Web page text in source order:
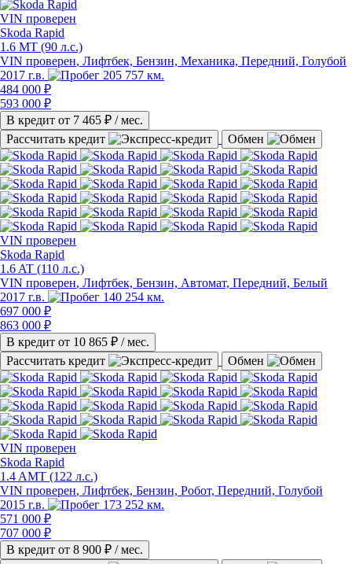
VIN проверен
Skoda Rapid
1.6 MT (90 л.с.)
VIN проверен, Лифтбек, Бензин, Механика, Передний, Голубой
2017 г.в.
205 757 км.
484 000 ₽
593 000 ₽
В кредит от 7 465 ₽ / мес.
Рассчитать кредит
Обмен
VIN проверен
Skoda Rapid
1.6 AT (110 л.с.)
VIN проверен, Лифтбек, Бензин, Автомат, Передний, Белый
2017 г.в.
140 254 км.
697 000 ₽
863 000 ₽
В кредит от 10 865 ₽ / мес.
Рассчитать кредит
Обмен
VIN проверен
Skoda Rapid
1.4 AMT (122 л.с.)
VIN проверен, Лифтбек, Бензин, Робот, Передний, Голубой
2015 г.в.
173 252 км.
571 000 ₽
707 000 ₽
В кредит от 8 900 ₽ / мес.